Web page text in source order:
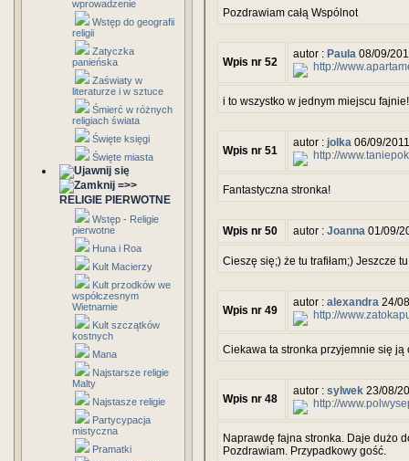
wprowadzenie
Wstęp do geografii
religii
Zatyczka
panieńska
Zaświaty w
literaturze i w sztuce
Śmierć w różnych
religiach świata
Święte księgi
Święte miasta
=>>
RELIGIE PIERWOTNE
Wstęp - Religie
pierwotne
Huna i Roa
Kult Macierzy
Kult przodków we
współczesnym
Wietnamie
Kult szczątków
kostnych
Mana
Najstarsze religie
Malty
Najstasze religie
Partycypacja
mistyczna
Pramatki
Pozdrawiam całą Wspólnot
Wpis nr 52
autor : Paula08/09/
http://
i to wszystko w jednym miejscu fajnie!
Wpis nr 51
autor : jolka06/09/
http://
Fantastyczna stronka!
Wpis nr 50 autor : Joanna01/09/
Cieszę się;) że tu trafiłam;) Jeszcze
Wpis nr 49
autor : alexandra24/
http://
Ciekawa ta stronka przyjemnie się ją
Wpis nr 48
autor : sylwek23/08/
http://
Naprawdę fajna stronka. Daje dużo
Pozdrawiam. Przypadkowy gość.